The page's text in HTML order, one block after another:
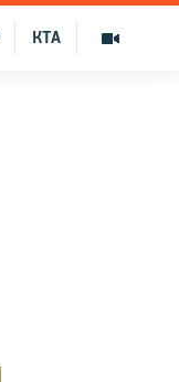
КТА